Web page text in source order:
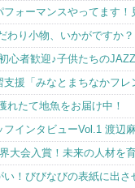
フォーマンスやってます
わり小物、いかがですか？
心者歓迎♪子供たちの
援「みなとまちなかフレ
れたて地魚をお届け中！
フインタビューVol.1 渡辺
大会入賞！未来の人材を
い！びびなびの表紙に出さ